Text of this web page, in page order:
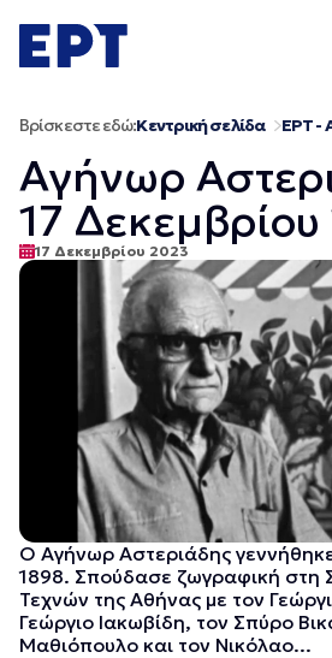
σε
περιεχόμενο
Βρίσκεστε εδώ:Κεντρική σελίδα ΕΡΤ -
Αγήνωρ
17 Δεκεμβρίου
17 Δεκεμβρίου 2023
Ο Αγήνωρ Αστεριάδης
1898. Σπούδασε ζωγραφική στη
Τεχνών της Αθήνας με τον
Γεώργιο Ιακωβίδη, τον Σπύρο
Μαθιόπουλο και τον Νικόλαο...